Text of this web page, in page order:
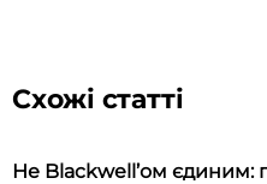
Схожі статті
Не Blackwell’ом єдиним: